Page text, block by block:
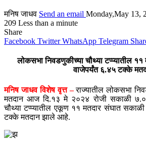
मनिष जाधव Send an email Monday,May 13,
209 Less than a minute
Share
Facebook Twitter WhatsApp Telegram
लोकसभा निवडणुकीच्या चौथ्या टप्प्यातील
वाजेपर्यंत ६.४५ टक्के
मनिष जाधव विशेष वृत्त –राज्यातील लोकसभा
मतदान आज दि.१३ मे २०२४ रोजी सकाळी
चौथ्या टप्प्यातील एकूण ११ मतदार संघात
टक्के मतदान झाले आहे.